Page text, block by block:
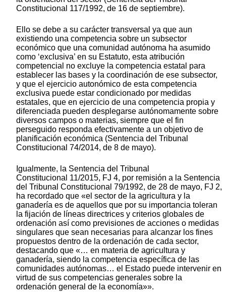
Constitucional 117/1992, de 16 de septiembre).
Ello se debe a su carácter transversal ya que aun
existiendo una competencia sobre un subsector
económico que una comunidad autónoma ha asumido
como ‘exclusiva’ en su Estatuto, esta atribución
competencial no excluye la competencia estatal para
establecer las bases y la coordinación de ese subsector,
y que el ejercicio autonómico de esta competencia
exclusiva puede estar condicionado por medidas
estatales, que en ejercicio de una competencia propia y
diferenciada pueden desplegarse autónomamente sobre
diversos campos o materias, siempre que el fin
perseguido responda efectivamente a un objetivo de
planificación económica (Sentencia del Tribunal
Constitucional 74/2014, de 8 de mayo).
Igualmente, la Sentencia del Tribunal
Constitucional 11/2015, FJ 4, por remisión a la Sentencia
del Tribunal Constitucional 79/1992, de 28 de mayo, FJ 2,
ha recordado que «el sector de la agricultura y la
ganadería es de aquellos que por su importancia toleran
la fijación de líneas directrices y criterios globales de
ordenación así como previsiones de acciones o medidas
singulares que sean necesarias para alcanzar los fines
propuestos dentro de la ordenación de cada sector,
destacando que «… en materia de agricultura y
ganadería, siendo la competencia específica de las
comunidades autónomas… el Estado puede intervenir en
virtud de sus competencias generales sobre la
ordenación general de la economía»».